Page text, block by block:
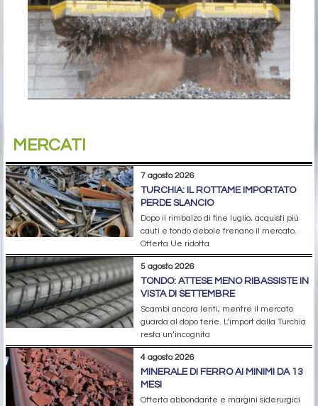
MERCATI
7 agosto 2026
TURCHIA: IL ROTTAME IMPORTATO
PERDE SLANCIO
Dopo il rimbalzo di fine luglio, acquisti più
cauti e tondo debole frenano il mercato.
Offerta Ue ridotta
5 agosto 2026
TONDO: ATTESE MENO RIBASSISTE IN
VISTA DI SETTEMBRE
Scambi ancora lenti, mentre il mercato
guarda al dopo ferie. L’import dalla Turchia
resta un’incognita
4 agosto 2026
MINERALE DI FERRO AI MINIMI DA 13
MESI
Offerta abbondante e margini siderurgici